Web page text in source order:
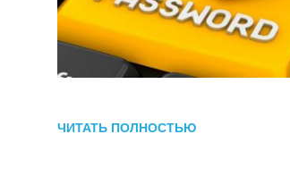
ЧИТАТЬ ПОЛНОСТЬЮ